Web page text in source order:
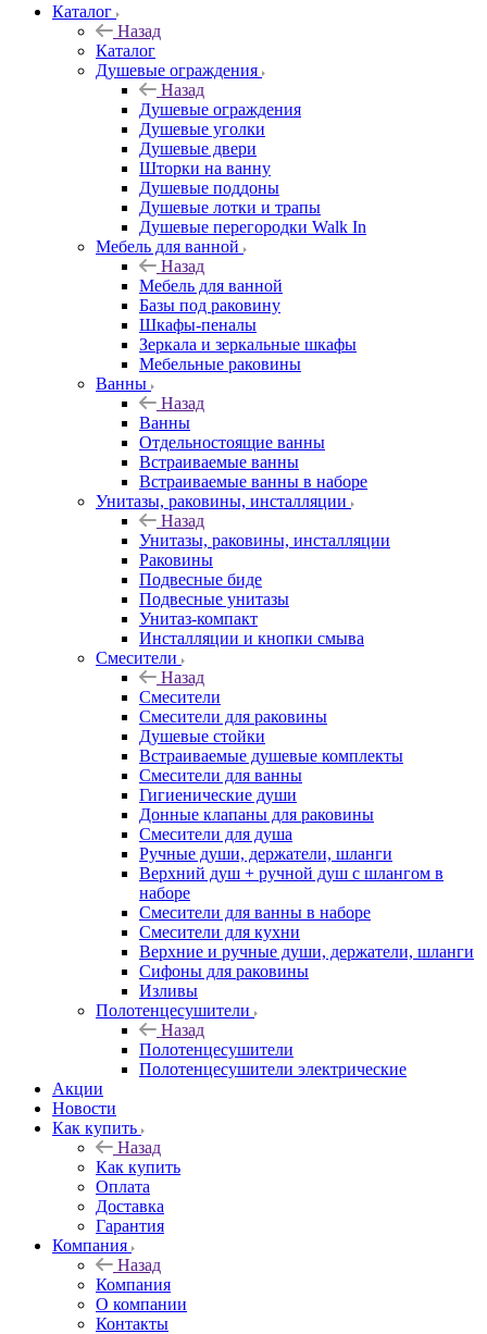
Каталог
Назад
Каталог
Душевые ограждения
Назад
Душевые ограждения
Душевые уголки
Душевые двери
Шторки на ванну
Душевые поддоны
Душевые лотки и трапы
Душевые перегородки Walk In
Мебель для ванной
Назад
Мебель для ванной
Базы под раковину
Шкафы-пеналы
Зеркала и зеркальные шкафы
Мебельные раковины
Ванны
Назад
Ванны
Отдельностоящие ванны
Встраиваемые ванны
Встраиваемые ванны в наборе
Унитазы, раковины, инсталляции
Назад
Унитазы, раковины, инсталляции
Раковины
Подвесные биде
Подвесные унитазы
Унитаз-компакт
Инсталляции и кнопки смыва
Смесители
Назад
Смесители
Смесители для раковины
Душевые стойки
Встраиваемые душевые комплекты
Смесители для ванны
Гигиенические души
Донные клапаны для раковины
Смесители для душа
Ручные души, держатели, шланги
Верхний душ + ручной душ с шлангом в
наборе
Смесители для ванны в наборе
Смесители для кухни
Верхние и ручные души, держатели, шланги
Сифоны для раковины
Изливы
Полотенцесушители
Назад
Полотенцесушители
Полотенцесушители электрические
Акции
Новости
Как купить
Назад
Как купить
Оплата
Доставка
Гарантия
Компания
Назад
Компания
О компании
Контакты